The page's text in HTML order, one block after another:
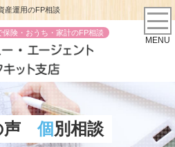
産運用のFP相談
保険・おうち・家計のFP相談
MENU
声 個別相談